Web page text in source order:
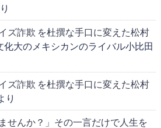
ズ詐欺 を杜撰な手口に変えた松村
化大のメキシカンのライバル小比田
ズ詐欺 を杜撰な手口に変えた松村
り
せんか？」その一言だけで人生を